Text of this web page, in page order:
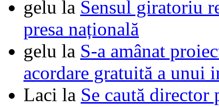
gelu la Sensul giratoriu
presa națională
gelu la S-a amânat
acordare gratuită a unui
Laci la Se caută